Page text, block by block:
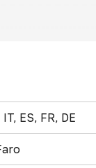
ES, FR, DE